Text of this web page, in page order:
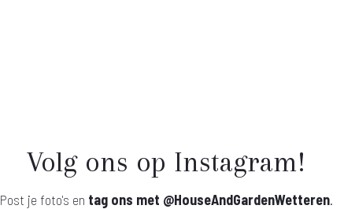
Volg ons op Instagram!
Post je foto's en tag ons met @HouseAndGardenWetteren.